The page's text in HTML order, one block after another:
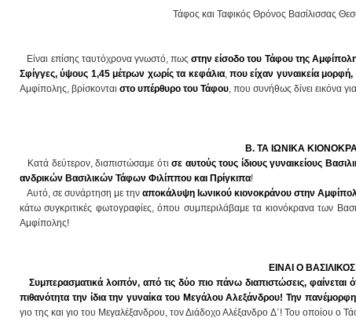
Τάφος και Ταφικός Θρόνος Βασίλισσας
Είναι επίσης ταυτόχρονα γνωστό, πωςστην είσοδο του Τάφου της
Σφίγγες, ύψους 1,45 μέτρων χωρίς τα κεφάλια,που είχαν γυναικεία μορφή,
Αμφίπολης, βρίσκονται στο υπέρθυρο του Τάφου, που συνήθως δίνει εικόνα
Β. ΤΑ ΙΩΝΙΚΑ
Κατά δεύτερον, διαπιστώσαμε ότισε αυτούς τους ίδιους γυναικείους
ανδρικών Βασιλικών Τάφων Φιλίππου και Πρίγκιπα!
Αυτό, σε συνάρτηση με τηναποκάλυψη Ιωνικού κιονοκράνου στην
κάτω συγκριτικές φωτογραφίες, όπου συμπεριλάβαμε τα κιονόκρανα των
Αμφίπολης!
ΕΙΝΑΙ Ο
Συμπερασματικά λοιπόν, από τις δύο πιο πάνω διαπιστώσεις,φαίνεται
πιθανότητα την ίδια την γυναίκα του Μεγάλου Αλεξάνδρου! Την
γιο της και γιο του Μεγαλέξανδρου, τον Διάδοχο Αλέξανδρο Δ΄! Του οποίου ο